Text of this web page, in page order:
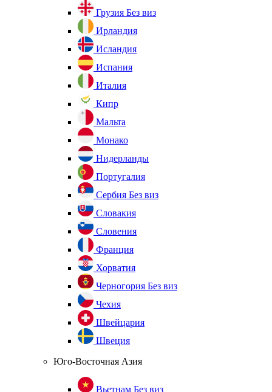
Грузия Без виз
Ирландия
Исландия
Испания
Италия
Кипр
Мальта
Монако
Нидерланды
Португалия
Сербия Без виз
Словакия
Словения
Франция
Хорватия
Черногория Без виз
Чехия
Швейцария
Швеция
Юго-Восточная Азия
Вьетнам Без виз